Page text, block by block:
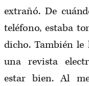
extrañó. De
teléfono, estaba
dicho. También le
una revista
estar bien. Al